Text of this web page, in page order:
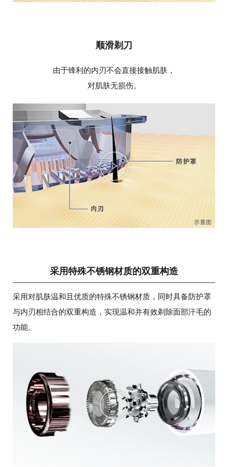
顺滑剃刀
由于锋利的内刃不会直接接触肌肤，
对肌肤无损伤。
采用特殊不锈钢材质的双重构造
采用对肌肤温和且优质的特殊不锈钢材质，同时具备防护罩
与内刃相结合的双重构造，实现温和并有效剃除面部汗毛的
功能。